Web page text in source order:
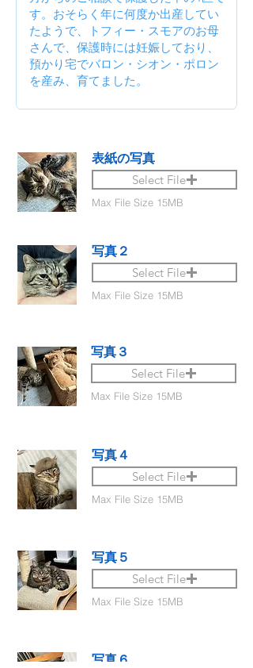
表紙の写真
Select File
Max File Size 15MB
写真２
Select File
Max File Size 15MB
写真３
Select File
Max File Size 15MB
写真４
Select File
Max File Size 15MB
写真５
Select File
Max File Size 15MB
写真６